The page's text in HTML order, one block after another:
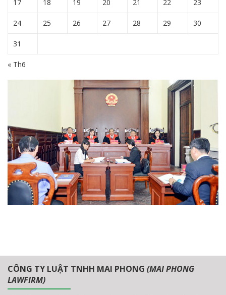
17 18 19 20 21 22 23
24 25 26 27 28 29 30
31
« Th6
CÔNG TY LUẬT TNHH MAI PHONG (MAI PHONG
LAWFIRM)